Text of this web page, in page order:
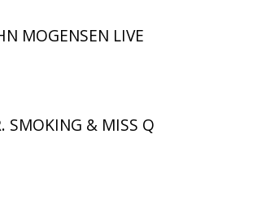
MOGENSEN LIVE
SMOKING & MISS Q